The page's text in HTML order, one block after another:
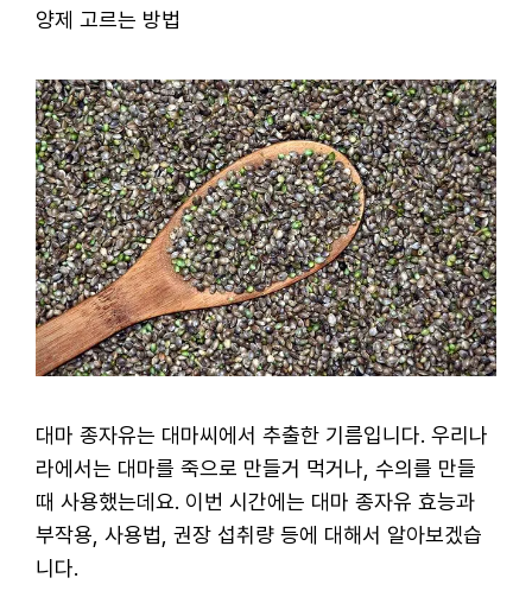
양제 고르는 방법
대마 종자유는 대마씨에서 추출한 기름입니다. 우리나
라에서는 대마를 죽으로 만들거 먹거나, 수의를 만들
때 사용했는데요. 이번 시간에는 대마 종자유 효능과
부작용, 사용법, 권장 섭취량 등에 대해서 알아보겠습
니다.